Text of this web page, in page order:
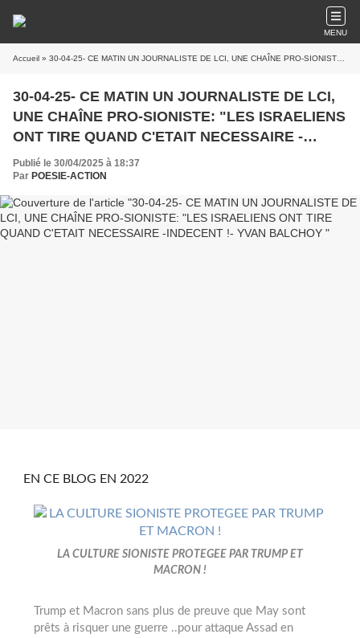
MENU
Accueil » 30-04-25- CE MATIN UN JOURNALISTE DE LCI, UNE CHAÎNE PRO-SIONISTE: "LES ISRAELIENS ONT TIRE QUAND C'ETAIT NECESSAIRE -INDECENT !- YVAN BALCHOY
30-04-25- CE MATIN UN JOURNALISTE DE LCI,
UNE CHAÎNE PRO-SIONISTE: "LES ISRAELIENS
ONT TIRE QUAND C'ETAIT NECESSAIRE -
INDECENT !- YVAN BALCHOY
Publié le 30/04/2025 à 18:37
Par POESIE-ACTION
EN CE BLOG EN 2022
LA CULTURE SIONISTE PROTEGEE PAR TRUMP ET
MACRON !
Trump et Macron sans plus de preuve que May sont
prêts à risquer une guerre ..pour attaque Assad en